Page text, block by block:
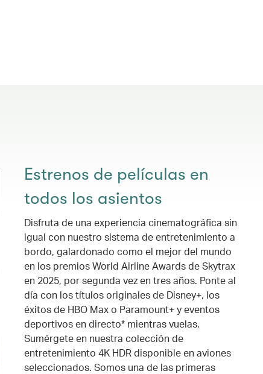
Estrenos de películas en
todos los asientos
Disfruta de una experiencia cinematográfica sin
igual con nuestro sistema de entretenimiento a
bordo, galardonado como el mejor del mundo
en los premios World Airline Awards de Skytrax
en 2025, por segunda vez en tres años. Ponte al
día con los títulos originales de Disney+, los
éxitos de HBO Max o Paramount+ y eventos
deportivos en directo* mientras vuelas.
Sumérgete en nuestra colección de
entretenimiento 4K HDR disponible en aviones
seleccionados. Somos una de las primeras